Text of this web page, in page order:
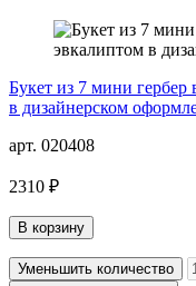
Букет из 7 мини гербер
в дизайнерском
арт. 020408
2310 ₽
В корзину
Уменьшить количество